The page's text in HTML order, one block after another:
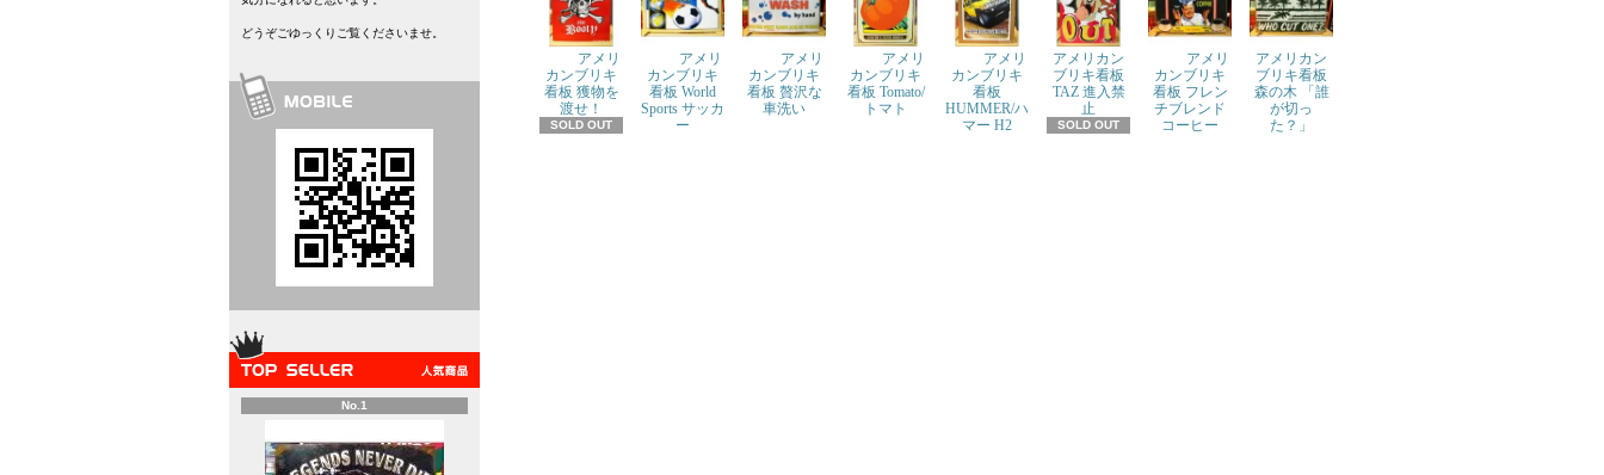
どうぞごゆっくりご覧くださいませ。
No.1
アメリ
カンブリキ
看板 獲物を
渡せ！
SOLD OUT
アメリ
カンブリキ
看板 World
Sports サッカ
ー
アメリ
カンブリキ
看板 贅沢な
車洗い
アメリ
カンブリキ
看板 Tomato/
トマト
アメリ
カンブリキ
看板
HUMMER/ハ
マー H2
アメリカン
ブリキ看板
TAZ 進入禁
止
SOLD OUT
アメリ
カンブリキ
看板 フレン
チブレンド
コーヒー
アメリカン
ブリキ看板
森の木 「誰
が切っ
た？」